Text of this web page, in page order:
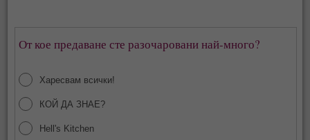
От кое предаване сте разочаровани най-много?
Харесвам всички!
КОЙ ДА ЗНАЕ?
Hell's Kitchen